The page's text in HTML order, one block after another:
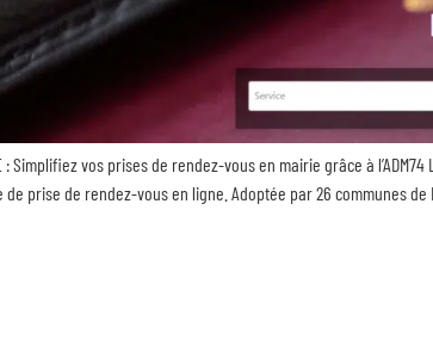
: Simplifiez vos prises de rendez-vous en mairie grâce à
de prise de rendez-vous en ligne. Adoptée par 26 communes